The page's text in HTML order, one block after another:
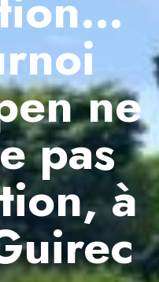
ne
pas
à